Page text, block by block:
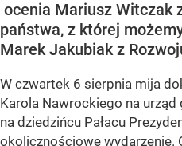
ocenia Mariusz Witczak
państwa, z której
Marek Jakubiak z
W czwartek 6 sierpnia mija
Karola Nawrockiego na urząd
na dziedzińcu Pałacu
okolicznościowe wydarzenie.